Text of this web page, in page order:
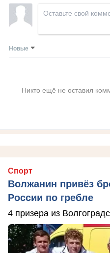
Новые
Никто ещё не оставил
Спорт
Волжанин привёз
России по гребле
4 призера из